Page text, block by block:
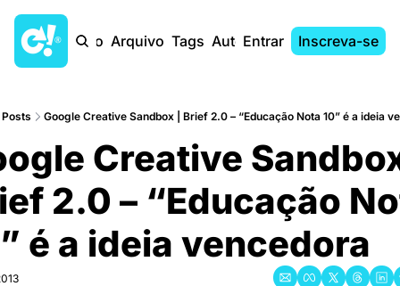
Início Arquivo Tags AutoresEntrar Inscreva-se
Posts Google Creative Sandbox | Brief 2.0 – “Educação Nota 10” é a ideia
Creative
2.0 – “Educação
é a ideia vencedora